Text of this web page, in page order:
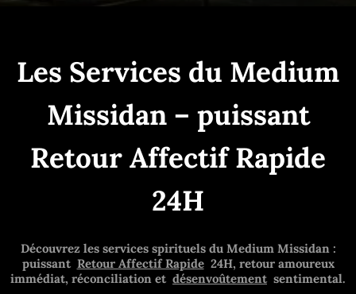
Les Services du Medium
Missidan – puissant
Retour Affectif Rapide
24H
Découvrez les services spirituels du Medium Missidan :
puissant Retour Affectif Rapide 24H, retour amoureux
immédiat, réconciliation et désenvoûtement sentimental.